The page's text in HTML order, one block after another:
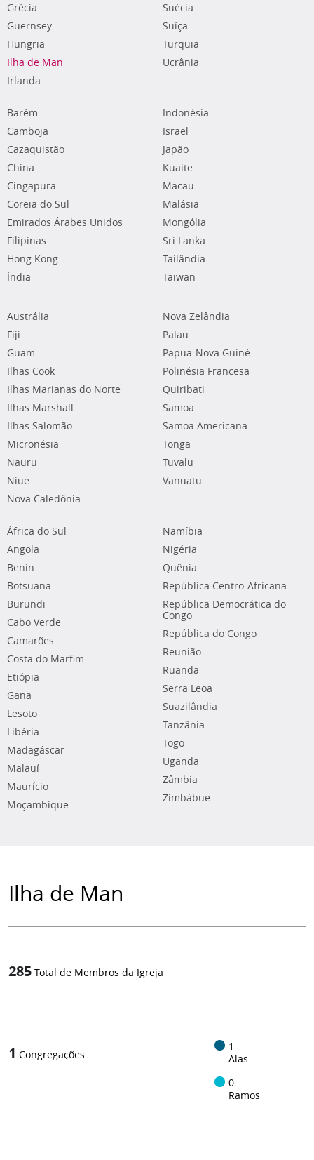
Grécia
Guernsey
Hungria
Ilha de Man
Irlanda
Suécia
Suíça
Turquia
Ucrânia
Barém
Camboja
Cazaquistão
China
Cingapura
Coreia do Sul
Emirados Árabes Unidos
Filipinas
Hong Kong
Índia
Indonésia
Israel
Japão
Kuaite
Macau
Malásia
Mongólia
Sri Lanka
Tailândia
Taiwan
Austrália
Fiji
Guam
Ilhas Cook
Ilhas Marianas do Norte
Ilhas Marshall
Ilhas Salomão
Micronésia
Nauru
Niue
Nova Caledônia
Nova Zelândia
Palau
Papua-Nova Guiné
Polinésia Francesa
Quiribati
Samoa
Samoa Americana
Tonga
Tuvalu
Vanuatu
África do Sul
Angola
Benin
Botsuana
Burundi
Cabo Verde
Camarões
Costa do Marfim
Etiópia
Gana
Lesoto
Libéria
Madagáscar
Malauí
Maurício
Moçambique
Namíbia
Nigéria
Quênia
República Centro-Africana
República Democrática do
Congo
República do Congo
Reunião
Ruanda
Serra Leoa
Suazilândia
Tanzânia
Togo
Uganda
Zâmbia
Zimbábue
Ilha de Man
285 Total de Membros da Igreja
1 Congregações
1
Alas
0
Ramos